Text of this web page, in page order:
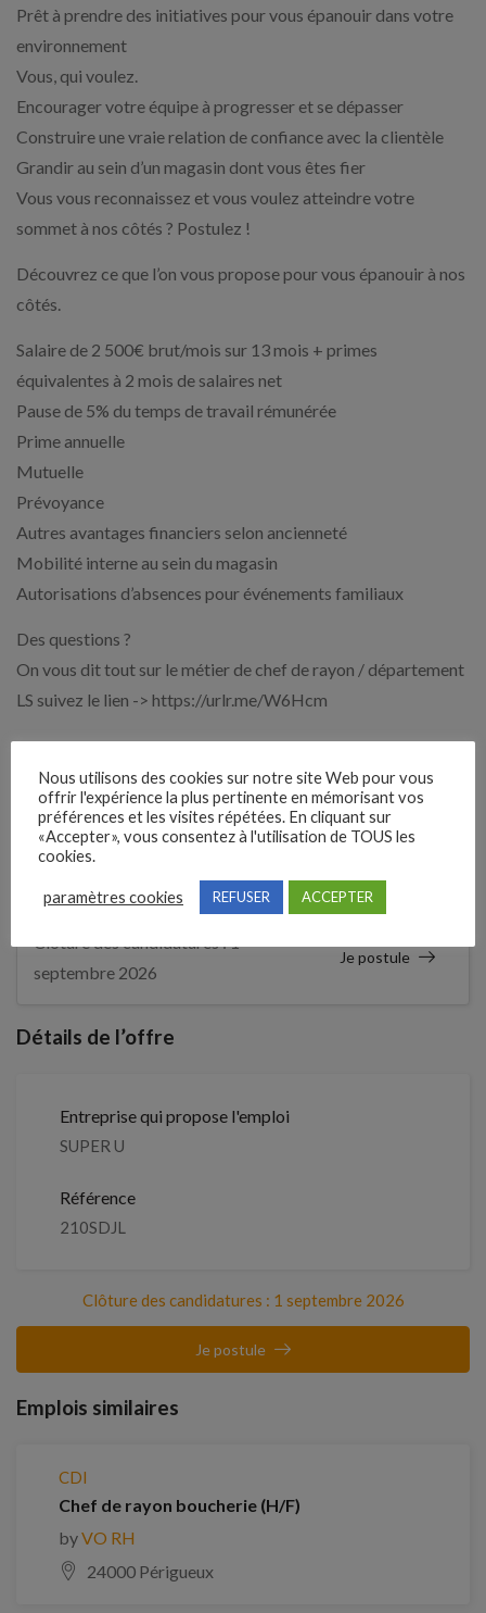
Prêt à prendre des initiatives pour vous épanouir dans votre
environnement
Vous, qui voulez.
Encourager votre équipe à progresser et se dépasser
Construire une vraie relation de confiance avec la clientèle
Grandir au sein d’un magasin dont vous êtes fier
Vous vous reconnaissez et vous voulez atteindre votre
sommet à nos côtés ? Postulez !
Découvrez ce que l’on vous propose pour vous épanouir à nos
côtés.
Salaire de 2 500€ brut/mois sur 13 mois + primes
équivalentes à 2 mois de salaires net
Pause de 5% du temps de travail rémunérée
Prime annuelle
Mutuelle
Prévoyance
Autres avantages financiers selon ancienneté
Mobilité interne au sein du magasin
Autorisations d’absences pour événements familiaux
Des questions ?
On vous dit tout sur le métier de chef de rayon / département
LS suivez le lien -> https://urlr.me/W6Hcm
6 Mois
Il y a1 mois
Clôture des candidatures : 1
septembre 2026
Je postule
Détails de l’offre
Entreprise qui propose l'emploi
SUPER U
Référence
210SDJL
Clôture des candidatures : 1 septembre 2026
Je postule
Emplois similaires
CDI
Chef de rayon boucherie (H/F)
byVO RH
24000 Périgueux
Nous utilisons des cookies sur notre site Web pour vous
offrir l'expérience la plus pertinente en mémorisant vos
préférences et les visites répétées. En cliquant sur
«Accepter», vous consentez à l'utilisation de TOUS les
cookies.
paramètres cookies REFUSER ACCEPTER